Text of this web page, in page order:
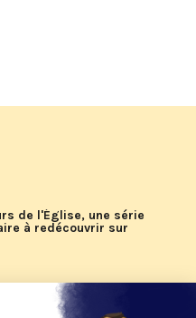
de l'Église, une série
à redécouvrir sur
d'été 2026 de KTO